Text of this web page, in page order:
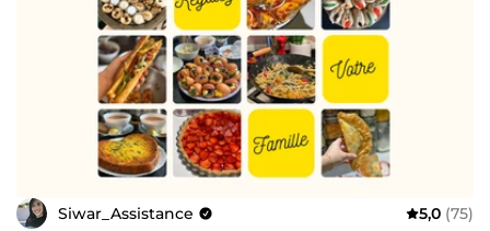
Siwar_Assistance 5,0 (75)